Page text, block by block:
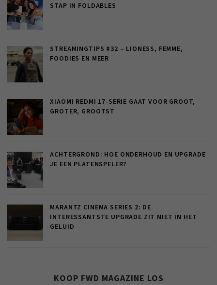
STAP IN FOLDABLES
STREAMINGTIPS #32 – LIONESS, FEMME,
FOODIES EN MEER
XIAOMI REDMI 17-SERIE GAAT VOOR GROOT,
GROTER, GROOTST
ACHTERGROND: HOE ONDERHOUD EN UPGRADE
JE EEN PLATENSPELER?
MARANTZ CINEMA SERIES 2: DE
INTERESSANTSTE UPGRADE ZIT NIET IN HET
GELUID
KOOP FWD MAGAZINE LOS